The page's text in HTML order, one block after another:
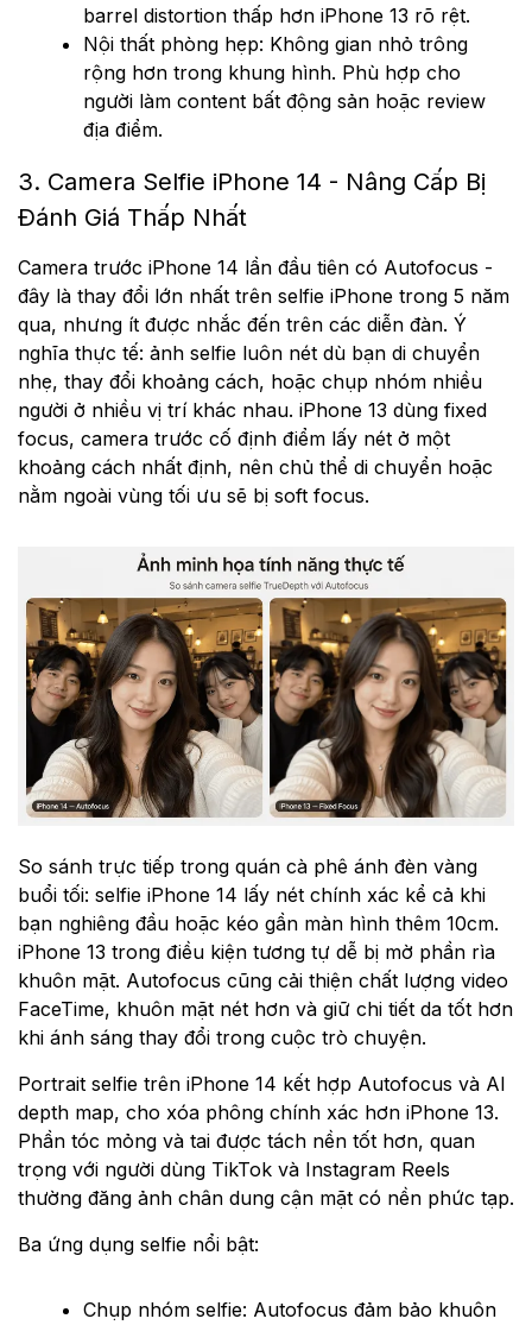
barrel distortion thấp hơn iPhone 13 rõ rệt.
Nội thất phòng hẹp: Không gian nhỏ trông
rộng hơn trong khung hình. Phù hợp cho
người làm content bất động sản hoặc review
địa điểm.
3. Camera Selfie iPhone 14 - Nâng Cấp Bị
Đánh Giá Thấp Nhất
Camera trước iPhone 14 lần đầu tiên có Autofocus -
đây là thay đổi lớn nhất trên selfie iPhone trong 5 năm
qua, nhưng ít được nhắc đến trên các diễn đàn. Ý
nghĩa thực tế: ảnh selfie luôn nét dù bạn di chuyển
nhẹ, thay đổi khoảng cách, hoặc chụp nhóm nhiều
người ở nhiều vị trí khác nhau. iPhone 13 dùng fixed
focus, camera trước cố định điểm lấy nét ở một
khoảng cách nhất định, nên chủ thể di chuyển hoặc
nằm ngoài vùng tối ưu sẽ bị soft focus.
So sánh trực tiếp trong quán cà phê ánh đèn vàng
buổi tối: selfie iPhone 14 lấy nét chính xác kể cả khi
bạn nghiêng đầu hoặc kéo gần màn hình thêm 10cm.
iPhone 13 trong điều kiện tương tự dễ bị mờ phần rìa
khuôn mặt. Autofocus cũng cải thiện chất lượng video
FaceTime, khuôn mặt nét hơn và giữ chi tiết da tốt hơn
khi ánh sáng thay đổi trong cuộc trò chuyện.
Portrait selfie trên iPhone 14 kết hợp Autofocus và AI
depth map, cho xóa phông chính xác hơn iPhone 13.
Phần tóc mỏng và tai được tách nền tốt hơn, quan
trọng với người dùng TikTok và Instagram Reels
thường đăng ảnh chân dung cận mặt có nền phức tạp.
Ba ứng dụng selfie nổi bật:
Chụp nhóm selfie: Autofocus đảm bảo khuôn